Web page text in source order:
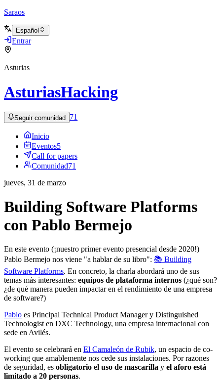
Saraos
Español
Entrar
Asturias
AsturiasHacking
Seguir comunidad 71
Inicio
Eventos5
Call for papers
Comunidad71
jueves, 31 de marzo
Building Software Platforms
con Pablo Bermejo
En este evento (¡nuestro primer evento presencial desde 2020!)
Pablo Bermejo nos viene "a hablar de su libro": 📚 Building
Software Platforms. En concreto, la charla abordará uno de sus
temas más interesantes: equipos de plataforma internos (¿qué son?
¿de qué manera pueden impactar en el rendimiento de una empresa
de software?)
Pablo es Principal Technical Product Manager y Distinguished
Technologist en DXC Technology, una empresa internacional con
sede en Avilés.
El evento se celebrará en El Camaleón de Rubik, un espacio de co-
working que amablemente nos cede sus instalaciones. Por razones
de seguridad, es obligatorio el uso de mascarilla y el aforo está
limitado a 20 personas.